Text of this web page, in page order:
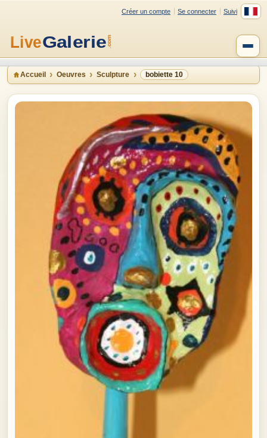
Créer un compte Se connecter Suivi
Accueil Oeuvres Sculpture bobiette 10